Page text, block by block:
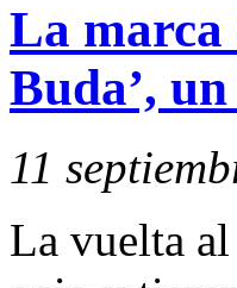
La marca
Buda’,
11
La vuelta